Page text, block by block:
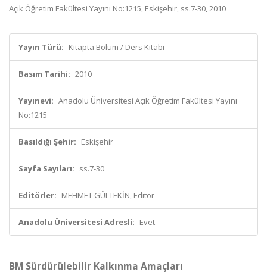
Açık Öğretim Fakültesi Yayını No:1215, Eskişehir, ss.7-30, 2010
Yayın Türü: Kitapta Bölüm / Ders Kitabı
Basım Tarihi: 2010
Yayınevi: Anadolu Üniversitesi Açık Öğretim Fakültesi Yayını
No:1215
Basıldığı Şehir: Eskişehir
Sayfa Sayıları: ss.7-30
Editörler: MEHMET GÜLTEKİN, Editör
Anadolu Üniversitesi Adresli: Evet
BM Sürdürülebilir Kalkınma Amaçları